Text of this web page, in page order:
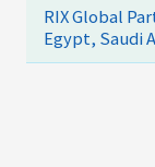
RIX Global
Egypt, Saudi